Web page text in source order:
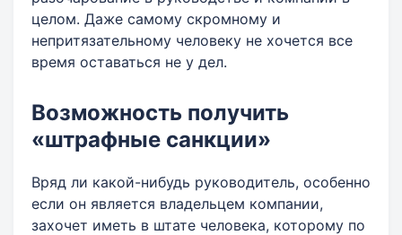
целом. Даже самому скромному и
непритязательному человеку не хочется все
время оставаться не у дел.
Возможность получить
«штрафные санкции»
Вряд ли какой-нибудь руководитель, особенно
если он является владельцем компании,
захочет иметь в штате человека, которому по